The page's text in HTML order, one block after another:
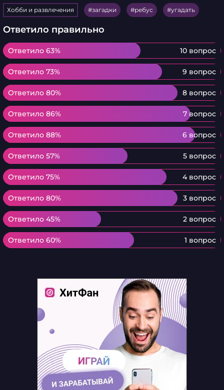
Хобби и развлечения загадки ребус угадать
Ответило правильно
Ответило 63% 10 вопрос
Ответило 63%
Ответило 73% 9 вопрос
Ответило 73%
Ответило 80% 8 вопрос
Ответило 80%
Ответило 86% 7 вопрос
Ответило 86%
Ответило 88% 6 вопрос
Ответило 88%
Ответило 57% 5 вопрос
Ответило 57%
Ответило 75% 4 вопрос
Ответило 75%
Ответило 80% 3 вопрос
Ответило 80%
Ответило 45% 2 вопрос
Ответило 45%
Ответило 60% 1 вопрос
Ответило 60%